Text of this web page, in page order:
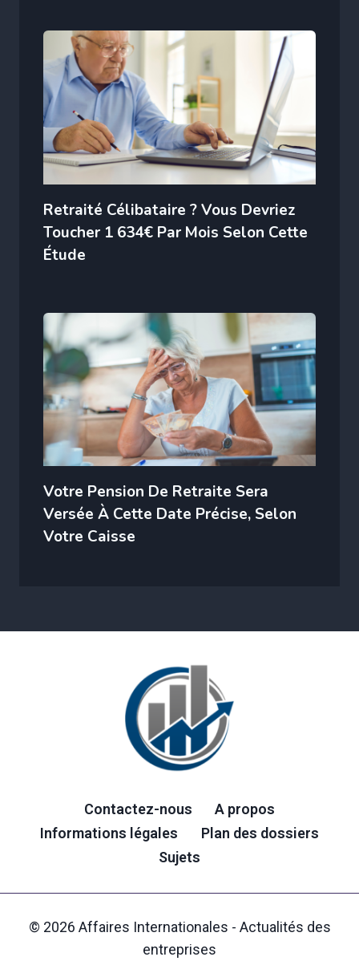
Retraité Célibataire ? Vous Devriez
Toucher 1 634€ Par Mois Selon Cette
Étude
Votre Pension De Retraite Sera
Versée À Cette Date Précise, Selon
Votre Caisse
Contactez-nous
A propos
Informations légales
Plan des dossiers
Sujets
© 2026 Affaires Internationales - Actualités des
entreprises